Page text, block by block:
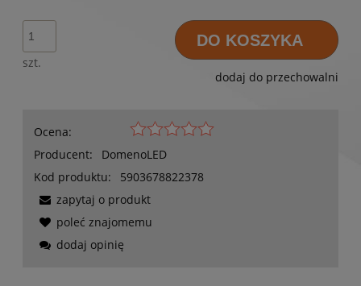
szt.
DO KOSZYKA
dodaj do przechowalni
Ocena:
Producent:
DomenoLED
Kod produktu:
5903678822378
zapytaj o produkt
poleć znajomemu
dodaj opinię